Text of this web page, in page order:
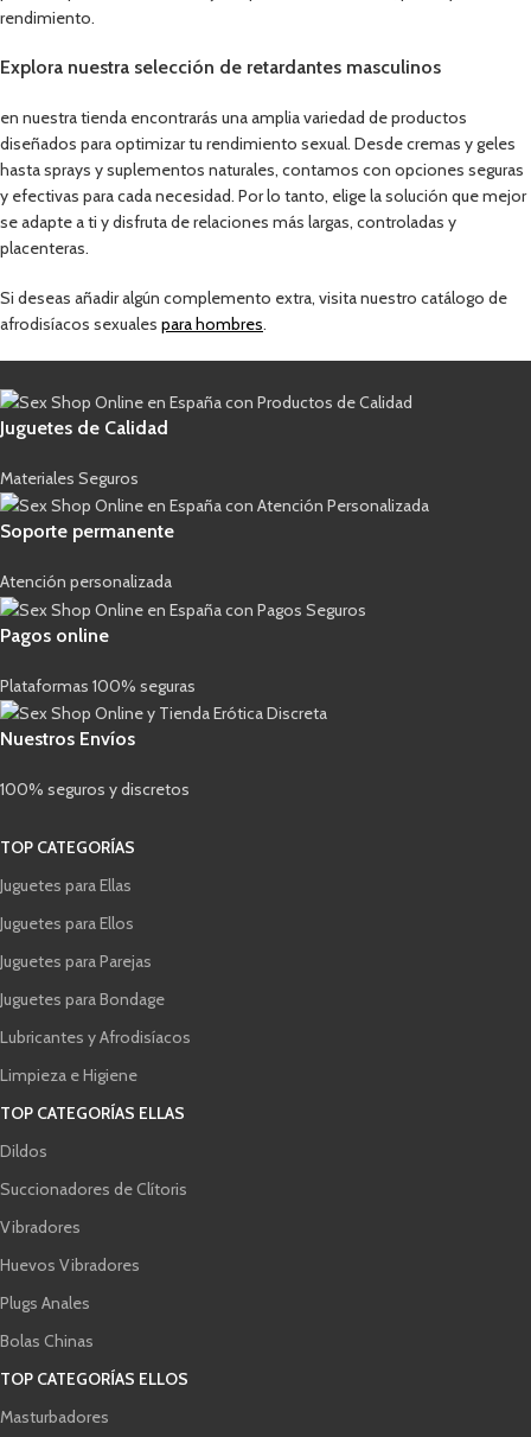
rendimiento.
Explora nuestra selección de retardantes masculinos
en nuestra tienda encontrarás una amplia variedad de productos
diseñados para optimizar tu rendimiento sexual. Desde cremas y geles
hasta sprays y suplementos naturales, contamos con opciones seguras
y efectivas para cada necesidad. Por lo tanto, elige la solución que mejor
se adapte a ti y disfruta de relaciones más largas, controladas y
placenteras.
Si deseas añadir algún complemento extra, visita nuestro catálogo de
afrodisíacos sexuales para hombres.
Juguetes de Calidad
Materiales Seguros
Soporte permanente
Atención personalizada
Pagos online
Plataformas 100% seguras
Nuestros Envíos
100% seguros y discretos
TOP CATEGORÍAS
Juguetes para Ellas
Juguetes para Ellos
Juguetes para Parejas
Juguetes para Bondage
Lubricantes y Afrodisíacos
Limpieza e Higiene
TOP CATEGORÍAS ELLAS
Dildos
Succionadores de Clítoris
Vibradores
Huevos Vibradores
Plugs Anales
Bolas Chinas
TOP CATEGORÍAS ELLOS
Masturbadores